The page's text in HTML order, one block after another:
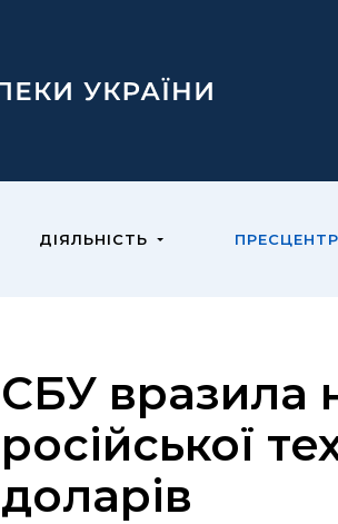
ДІЯЛЬНІСТЬ ПРЕСЦЕНТР
СБУ вразила
російської
доларів